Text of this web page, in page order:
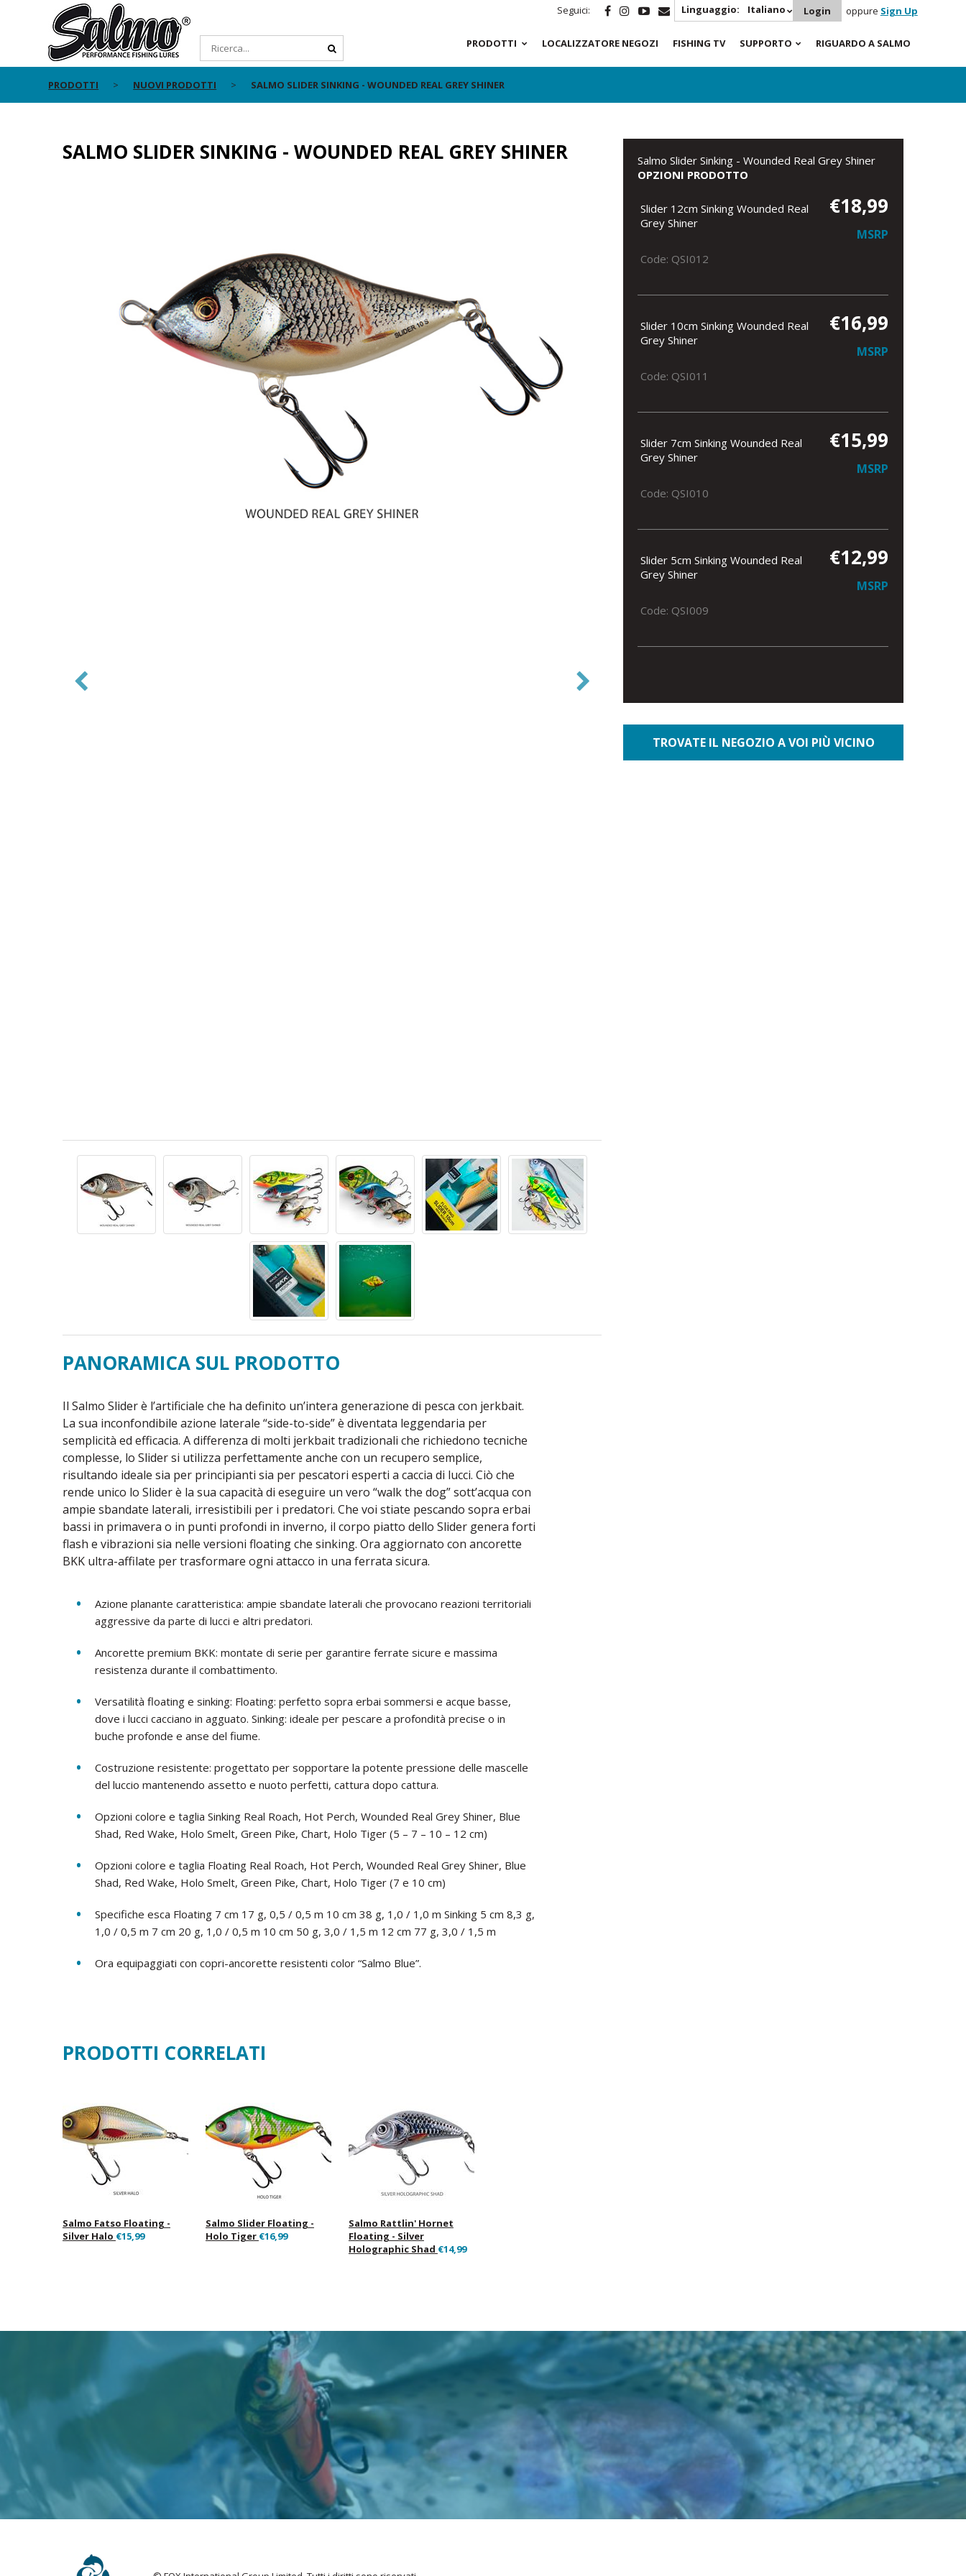
Seguici: Linguaggio: Italiano Login oppure Sign Up
PRODOTTI LOCALIZZATORE NEGOZI FISHING TV SUPPORTO RIGUARDO A SALMO
PRODOTTI NUOVI PRODOTTI SALMO SLIDER SINKING - WOUNDED REAL GREY SHINER
SALMO SLIDER SINKING - WOUNDED REAL GREY SHINER
PANORAMICA SUL PRODOTTO
Il Salmo Slider è l’artificiale che ha definito un’intera generazione di pesca con jerkbait.
La sua inconfondibile azione laterale “side-to-side” è diventata leggendaria per
semplicità ed efficacia. A differenza di molti jerkbait tradizionali che richiedono tecniche
complesse, lo Slider si utilizza perfettamente anche con un recupero semplice,
risultando ideale sia per principianti sia per pescatori esperti a caccia di lucci. Ciò che
rende unico lo Slider è la sua capacità di eseguire un vero “walk the dog” sott’acqua con
ampie sbandate laterali, irresistibili per i predatori. Che voi stiate pescando sopra erbai
bassi in primavera o in punti profondi in inverno, il corpo piatto dello Slider genera forti
flash e vibrazioni sia nelle versioni floating che sinking. Ora aggiornato con ancorette
BKK ultra-affilate per trasformare ogni attacco in una ferrata sicura.
Azione planante caratteristica: ampie sbandate laterali che provocano reazioni territoriali
aggressive da parte di lucci e altri predatori.
Ancorette premium BKK: montate di serie per garantire ferrate sicure e massima
resistenza durante il combattimento.
Versatilità floating e sinking: Floating: perfetto sopra erbai sommersi e acque basse,
dove i lucci cacciano in agguato. Sinking: ideale per pescare a profondità precise o in
buche profonde e anse del fiume.
Costruzione resistente: progettato per sopportare la potente pressione delle mascelle
del luccio mantenendo assetto e nuoto perfetti, cattura dopo cattura.
Opzioni colore e taglia Sinking Real Roach, Hot Perch, Wounded Real Grey Shiner, Blue
Shad, Red Wake, Holo Smelt, Green Pike, Chart, Holo Tiger (5 – 7 – 10 – 12 cm)
Opzioni colore e taglia Floating Real Roach, Hot Perch, Wounded Real Grey Shiner, Blue
Shad, Red Wake, Holo Smelt, Green Pike, Chart, Holo Tiger (7 e 10 cm)
Specifiche esca Floating 7 cm 17 g, 0,5 / 0,5 m 10 cm 38 g, 1,0 / 1,0 m Sinking 5 cm 8,3 g,
1,0 / 0,5 m 7 cm 20 g, 1,0 / 0,5 m 10 cm 50 g, 3,0 / 1,5 m 12 cm 77 g, 3,0 / 1,5 m
Ora equipaggiati con copri-ancorette resistenti color “Salmo Blue”.
Salmo Slider Sinking - Wounded Real Grey Shiner
OPZIONI PRODOTTO
Slider 12cm Sinking Wounded Real
Grey Shiner
€18,99
MSRP
Code: QSI012
Slider 10cm Sinking Wounded Real
Grey Shiner
€16,99
MSRP
Code: QSI011
Slider 7cm Sinking Wounded Real
Grey Shiner
€15,99
MSRP
Code: QSI010
Slider 5cm Sinking Wounded Real
Grey Shiner
€12,99
MSRP
Code: QSI009
TROVATE IL NEGOZIO A VOI PIÙ VICINO
PRODOTTI CORRELATI
Salmo Fatso Floating -
Silver Halo €15,99
Salmo Slider Floating -
Holo Tiger €16,99
Salmo Rattlin' Hornet
Floating - Silver
Holographic Shad €14,99